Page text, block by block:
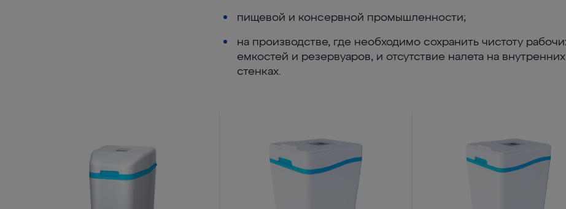
пищевой и консервной промышленности;
на производстве, где необходимо сохранить чистоту
емкостей и резервуаров, и отсутствие налета на внутренних
стенках.